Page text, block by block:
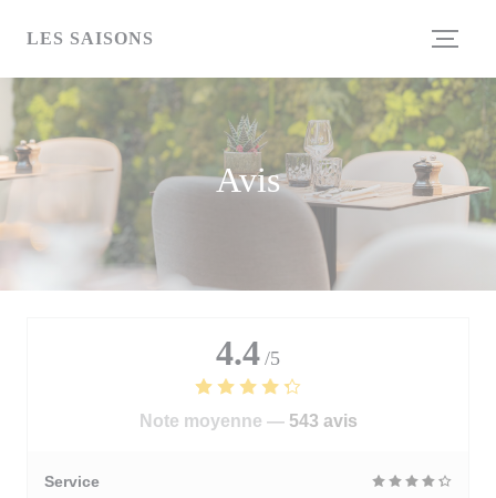
LES SAISONS
Avis
4.4 /5
Note moyenne — 543 avis
Service